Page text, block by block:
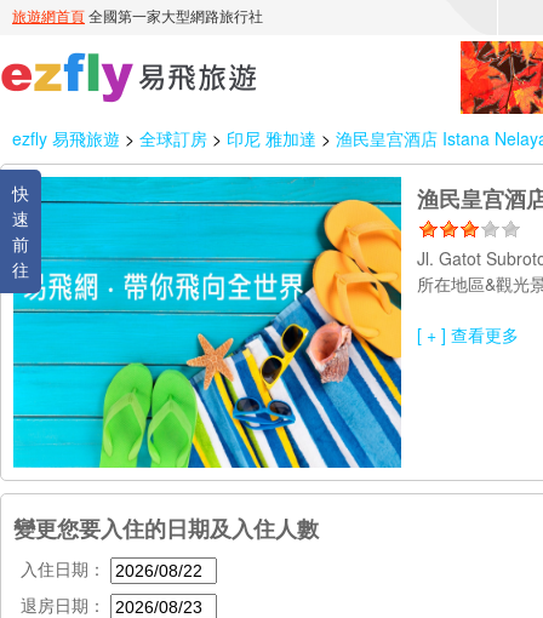
ezfly 易飛旅遊 > 全球訂房 > 印尼 雅加達 > 渔民皇宫酒店 Istana
快
速
前
往
渔民皇宫酒
Jl. Gatot
所在地區&觀光
[ + ] 查看更多
變更您要入住的日期及入住人數
入住日期：
退房日期：